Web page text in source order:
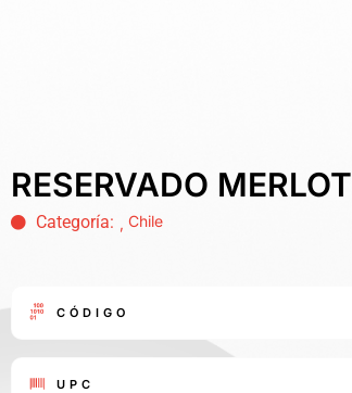
RESERVADO MERLOT
Categoría: , Chile
CÓDIGO
UPC